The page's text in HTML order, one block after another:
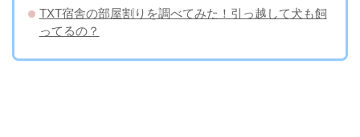
TXT宿舎の部屋割りを調べてみた！引っ越して犬も飼
ってるの？